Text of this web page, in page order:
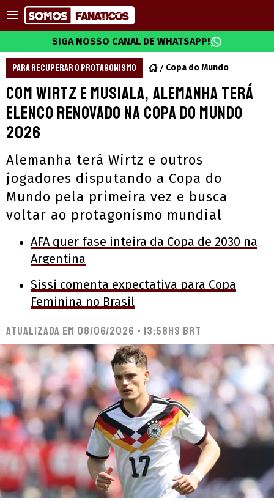
SIGA NOSSO CANAL DE WHATSAPP!
PARA RECUPERAR O PROTAGONISMO Copa do Mundo
Com Wirtz e Musiala, Alemanha terá
elenco renovado na Copa do Mundo
2026
Alemanha terá Wirtz e outros
jogadores disputando a Copa do
Mundo pela primeira vez e busca
voltar ao protagonismo mundial
AFA quer fase inteira da Copa de 2030 na
Argentina
Sissi comenta expectativa para Copa
Feminina no Brasil
Atualizada em 08/06/2026 - 13:58hs BRT